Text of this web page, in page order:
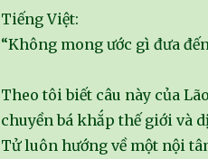
Tiếng Việt:
“Không mong ước gì đưa
Theo tôi biết câu này của
chuyền bá khắp thế giới và
Tử luôn hướng về một nội